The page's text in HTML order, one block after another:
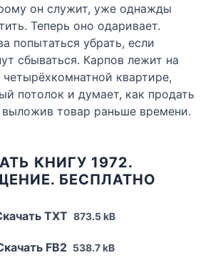
он служит, уже однажды
Теперь оно одаривает.
попытаться убрать, если
сбываться. Карпов лежит на
квартире,
потолок и думает, как продать
товар раньше времени.
КНИГУ 1972.
БЕСПЛАТНО
TXT 873.5 kB
FB2 538.7 kB